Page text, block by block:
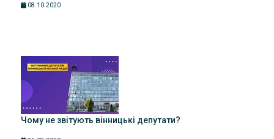
08.10.2020
Чому не звітують вінницькі депутати?